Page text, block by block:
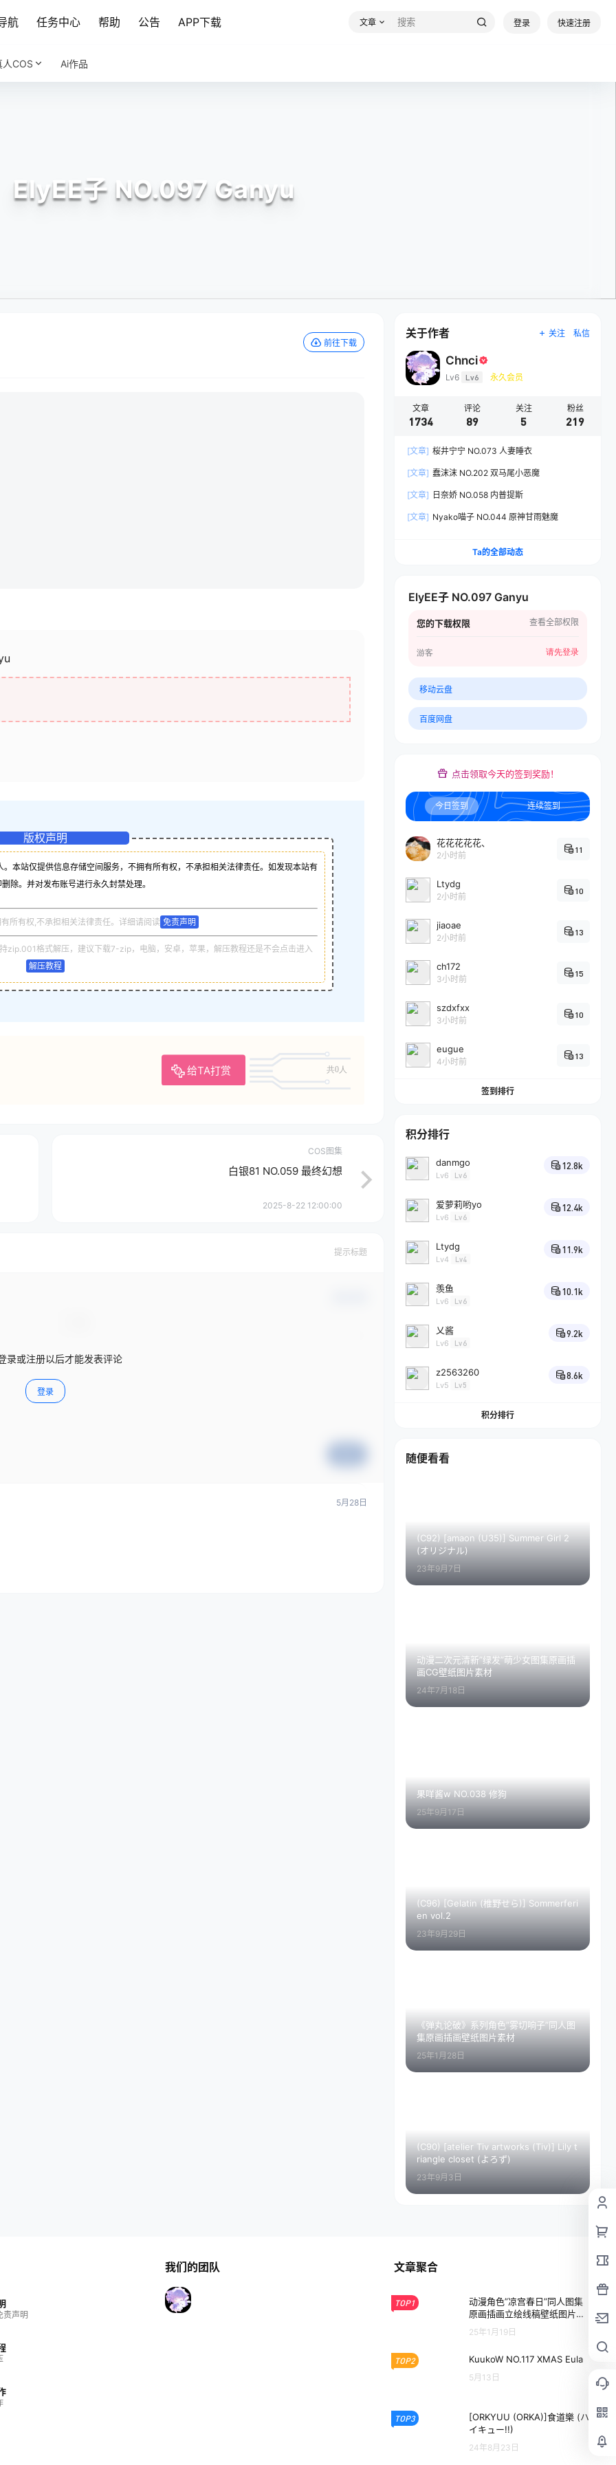
航 任务中心 帮助 公告 APP下载 文章 登录 快速注册
人COS Ai作品
ElyEE子 NO.097 Ganyu
前往下载
版权声明
本站仅提供信息存储空间服务，不拥有所有权，不承担相关法律责任。如发现本站有
除。并对发布账号进行永久封禁处理。
所有权,不承担相关法律责任。详细请阅读 免责声明
zip.001格式解压，建议下载7-zip，电脑，安卓，苹果，解压教程还是不会点击进入
解压教程
给TA打赏 共0人
COS图集
白银81 NO.059 最终幻想
2025-8-22 12:00:00
提示标题
录或注册以后才能发表评论
登录
5月28日
关于作者 关注 私信
Chnci
Lv6 Lv6 永久会员
文章
1734
评论
89
关注
5
粉丝
219
[文章] 桜井宁宁 NO.073 人妻睡衣
[文章] 蠢沫沫 NO.202 双马尾小恶魔
[文章] 日奈娇 NO.058 内普提斯
[文章] Nyako喵子 NO.044 原神甘雨魅魔
Ta的全部动态
ElyEE子 NO.097 Ganyu
您的下载权限 查看全部权限
游客 请先登录
移动云盘
百度网盘
点击领取今天的签到奖励！
今日签到 连续签到
花花花花花、
2小时前
11
Ltydg
2小时前
10
jiaoae
2小时前
13
ch172
3小时前
15
szdxfxx
3小时前
10
eugue
4小时前
13
签到排行
积分排行
danmgo
Lv6 Lv6
12.8k
爱萝莉哟yo
Lv6 Lv6
12.4k
Ltydg
Lv4 Lv4
11.9k
羡鱼
Lv6 Lv6
10.1k
乂酱
Lv6 Lv6
9.2k
z2563260
Lv5 Lv5
8.6k
积分排行
随便看看
(C92) [amaon (U35)] Summer Girl 2
(オリジナル)
23年9月7日
动漫二次元清新”绿发”萌少女图集原画插
画CG壁纸图片素材
24年7月18日
果咩酱w NO.038 修狗
25年9月17日
(C96) [Gelatin (椎野せら)] Sommerferi
en vol.2
23年9月29日
《弹丸论破》系列角色”雾切响子”同人图
集原画插画壁纸图片素材
25年1月28日
(C90) [atelier Tiv artworks (Tiv)] Lily t
riangle closet (よろず)
23年9月3日
责声明
我们的团队 文章聚合
TOP1
动漫角色”凉宫春日”同人图集
原画插画立绘线稿壁纸图片素
材美术资料
25年1月19日
TOP2 KuukoW NO.117 XMAS Eula
5月13日
TOP3
[ORKYUU (ORKA)]食道樂 (ハ
イキュー!!)
24年8月23日